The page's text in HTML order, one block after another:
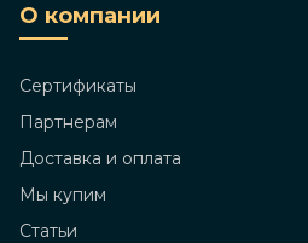
О компании
Сертификаты
Партнерам
Доставка и оплата
Мы купим
Статьи